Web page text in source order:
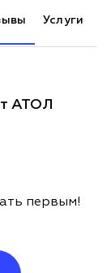
Услуги
АТОЛ
первым!